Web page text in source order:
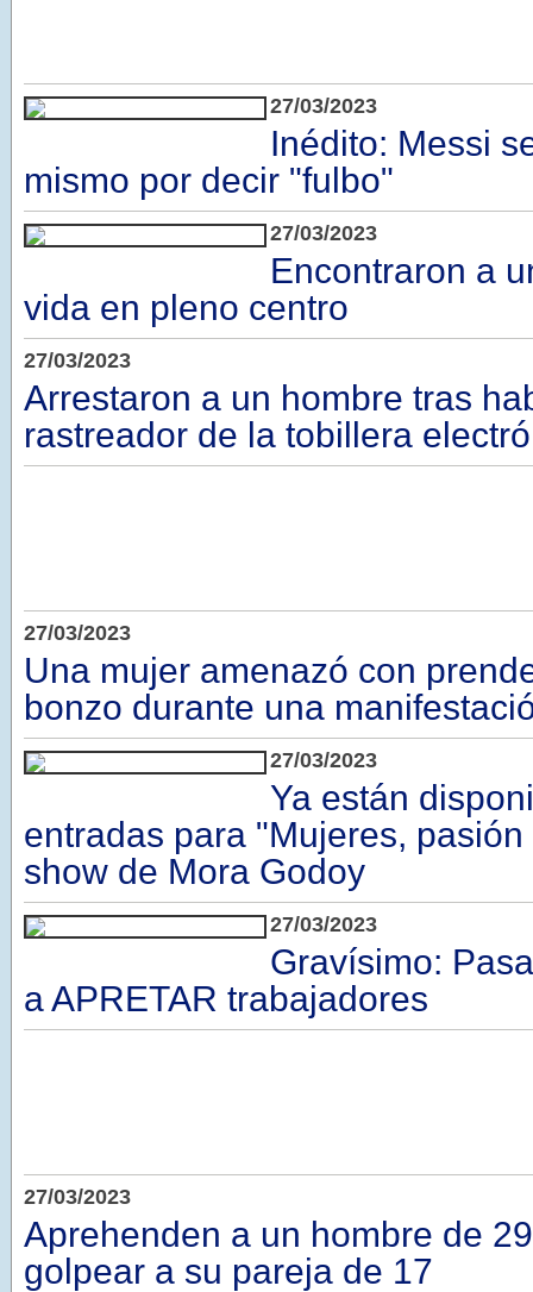
27/03/2023
Inédito: Messi
mismo por decir "fulbo"
27/03/2023
Encontraron a
vida en pleno centro
27/03/2023
Arrestaron a un hombre tras
rastreador de la tobillera
27/03/2023
Una mujer amenazó con
bonzo durante una
27/03/2023
Ya están
entradas para "Mujeres, pasión
show de Mora Godoy
27/03/2023
Gravísimo:
a APRETAR trabajadores
27/03/2023
Aprehenden a un hombre de
golpear a su pareja de 17